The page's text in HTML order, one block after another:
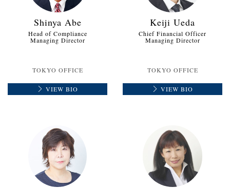
Shinya Abe
Head of Compliance
Managing Director
TOKYO OFFICE
VIEW BIO
Keiji Ueda
Chief Financial Officer
Managing Director
TOKYO OFFICE
VIEW BIO